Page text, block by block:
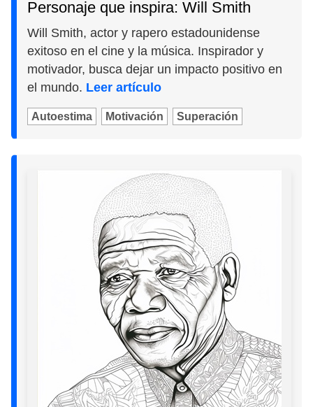
Personaje que inspira: Will Smith
Will Smith, actor y rapero estadounidense
exitoso en el cine y la música. Inspirador y
motivador, busca dejar un impacto positivo en
el mundo. Leer artículo
Autoestima Motivación Superación